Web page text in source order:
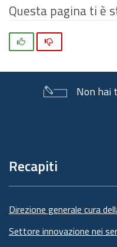
Questa pagina ti è
Non hai
pagina
Recapiti
Direzione generale cura
Settore innovazione nei